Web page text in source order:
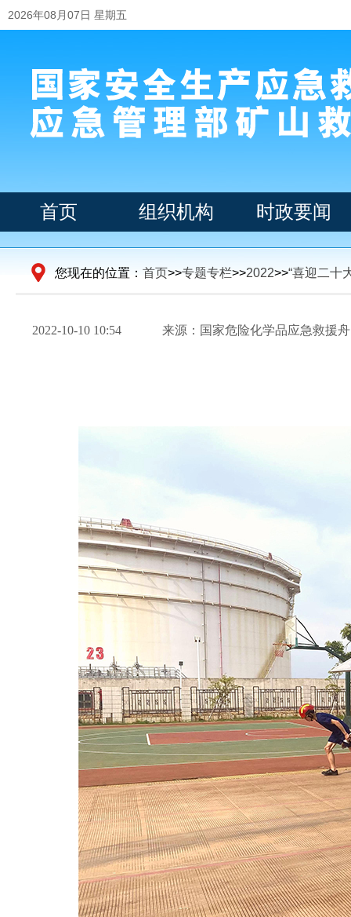
2026年08月07日 星期五
首页 组织机构 时政要闻
您现在的位置： 首页>>专题专栏>>2022>>“喜迎二十
2022-10-10 10:54 来源：国家危险化学品应急救援